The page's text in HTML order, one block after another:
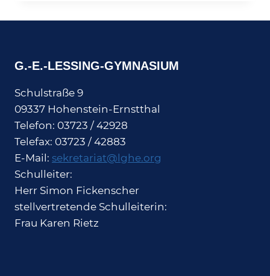
G.-E.-LESSING-GYMNASIUM
Schulstraße 9
09337 Hohenstein-Ernstthal
Telefon: 03723 / 42928
Telefax: 03723 / 42883
E-Mail: sekretariat@lghe.org
Schulleiter:
Herr Simon Fickenscher
stellvertretende Schulleiterin:
Frau Karen Rietz